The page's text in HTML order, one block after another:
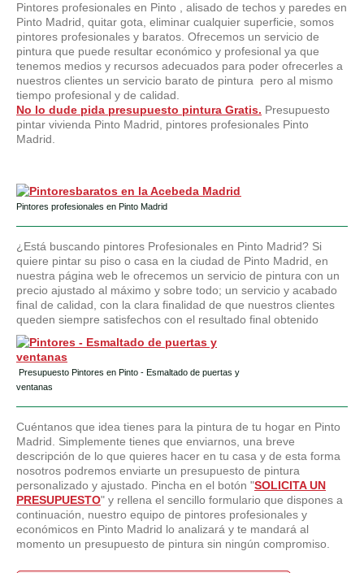
Pintores profesionales en Pinto , alisado de techos y paredes en
Pinto Madrid, quitar gota, eliminar cualquier superficie, somos
pintores profesionales y baratos. Ofrecemos un servicio de
pintura que puede resultar económico y profesional ya que
tenemos medios y recursos adecuados para poder ofrecerles a
nuestros clientes un servicio barato de pintura pero al mismo
tiempo profesional y de calidad.
No lo dude pida presupuesto pintura Gratis. Presupuesto
pintar vivienda Pinto Madrid, pintores profesionales Pinto
Madrid.
Pintores profesionales en Pinto Madrid
¿Está buscando pintores Profesionales en Pinto Madrid? Si
quiere pintar su piso o casa en la ciudad de Pinto Madrid, en
nuestra página web le ofrecemos un servicio de pintura con un
precio ajustado al máximo y sobre todo; un servicio y acabado
final de calidad, con la clara finalidad de que nuestros clientes
queden siempre satisfechos con el resultado final obtenido
Presupuesto Pintores en Pinto - Esmaltado de puertas y
ventanas
Cuéntanos que idea tienes para la pintura de tu hogar en Pinto
Madrid. Simplemente tienes que enviarnos, una breve
descripción de lo que quieres hacer en tu casa y de esta forma
nosotros podremos enviarte un presupuesto de pintura
personalizado y ajustado. Pincha en el botón "SOLICITA UN
PRESUPUESTO" y rellena el sencillo formulario que dispones a
continuación, nuestro equipo de pintores profesionales y
económicos en Pinto Madrid lo analizará y te mandará al
momento un presupuesto de pintura sin ningún compromiso.